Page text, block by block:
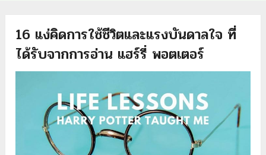
16 แง่คิดการใช้ชีวิตและแรงบันดาลใจ ที่
ได้รับจากการอ่าน แฮร์รี่ พอตเตอร์